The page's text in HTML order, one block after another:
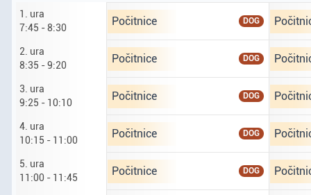
1. ura
7:45 - 8:30
Ponedeljek tretji osmi. prva ura od 7 ur
Počitnice DOG Torek
2. ura
8:35 - 9:20
Ponedeljek tretji osmi. druga ura od 8 ur
Počitnice DOG Torek
3. ura
9:25 - 10:10
Ponedeljek tretji osmi. tretja ura od 9 ur
Počitnice DOG Torek
4. ura
10:15 - 11:00
Ponedeljek tretji osmi. četrta ura od 10
Počitnice DOG Torek
5. ura
11:00 - 11:45
Ponedeljek tretji osmi. peta ura od 11
Počitnice DOG Torek